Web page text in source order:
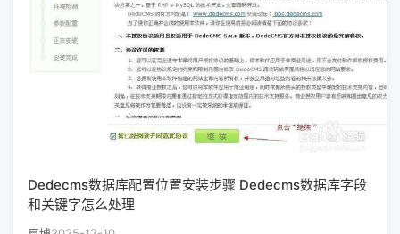
Dedecms数据库配置位置安装步骤 Dedecms数据库字段
和关键字怎么处理